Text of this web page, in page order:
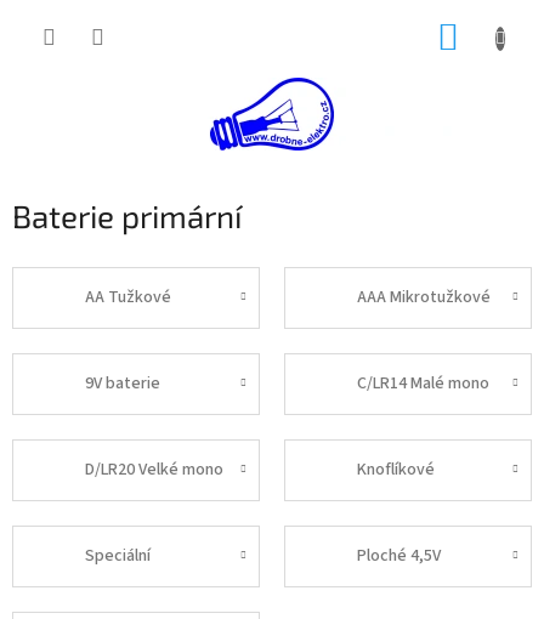
Baterie primární
AA Tužkové AAA Mikrotužkové
9V baterie C/LR14 Malé mono
D/LR20 Velké mono Knoflíkové
Speciální Ploché 4,5V